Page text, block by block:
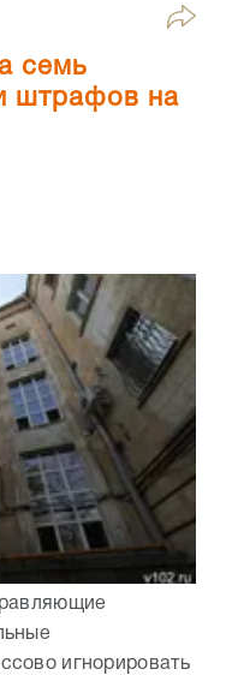
семь
штрафов на
игнорировать